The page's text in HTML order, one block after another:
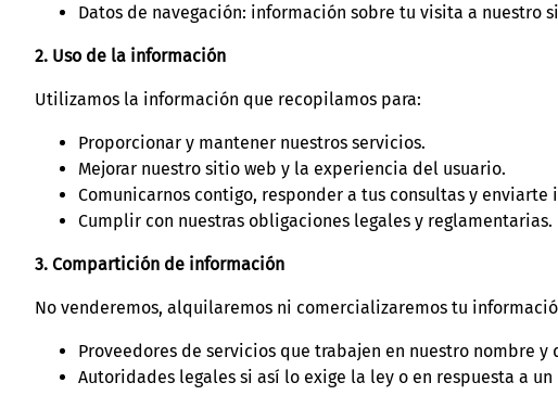
Datos de navegación: información sobre tu visita a nuestro
2. Uso de la información
Utilizamos la información que recopilamos para:
Proporcionar y mantener nuestros servicios.
Mejorar nuestro sitio web y la experiencia del usuario.
Comunicarnos contigo, responder a tus consultas y
Cumplir con nuestras obligaciones legales y reglamentarias.
3. Compartición de información
No venderemos, alquilaremos ni comercializaremos tu
Proveedores de servicios que trabajen en nuestro nombre
Autoridades legales si así lo exige la ley o en respuesta a un